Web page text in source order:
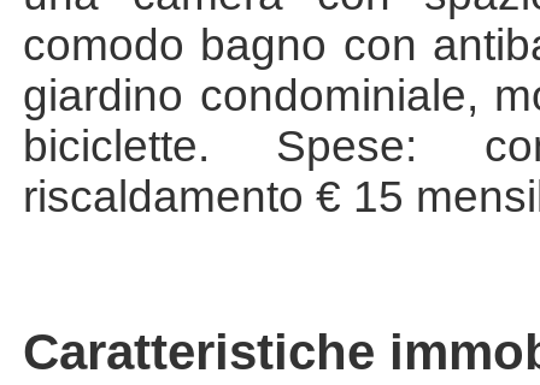
comodo bagno con
giardino condominiale,
biciclette. Spese:
riscaldamento € 15
Caratteristiche